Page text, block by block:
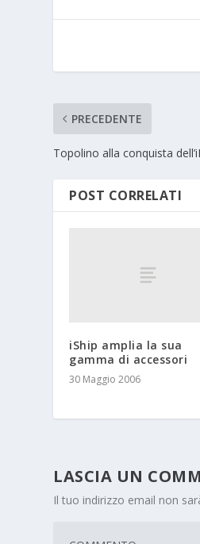
PRECEDENTE
Topolino alla conquista
POST CORRELATI
iShip amplia la sua
gamma di accessori
30 Maggio 2006
LASCIA UN
Il tuo indirizzo email non